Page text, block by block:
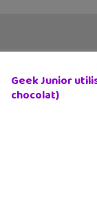
Geek Junior
chocolat)